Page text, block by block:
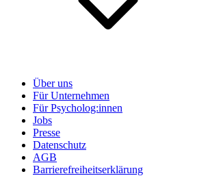
Über uns
Für Unternehmen
Für Psycholog:innen
Jobs
Presse
Datenschutz
AGB
Barrierefreiheitserklärung